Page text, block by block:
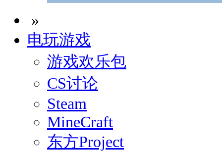
»
电玩游戏
游戏欢乐包
CS讨论
Steam
MineCraft
东方Project